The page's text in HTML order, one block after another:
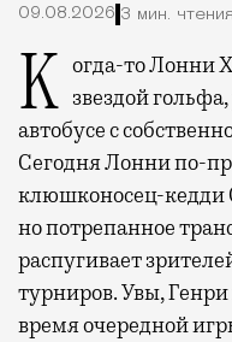
09.08.2026 3 мин. чтения
Когда-то Лонни Хокинс (Уилл Феррелл) был звездой
автобусе с
Сегодня Лонни по-
клюшконосец-кедди
но потрепанное
распугивает
турниров. Увы,
время очередной